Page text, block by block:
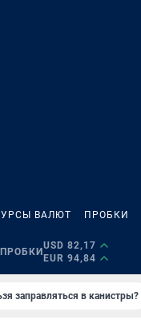
ВАЛЮТ ПРОБКИ
ПРОБКИ
USD 82,17
EUR 94,84
заправляться в канистры?